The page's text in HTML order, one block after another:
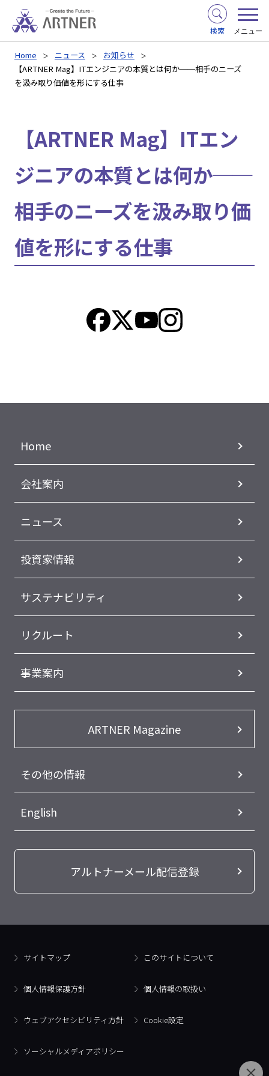
検索 メニュー
Home ニュース
お知らせ
【ARTNER Mag】ITエンジニアの本質とは何か──相手のニーズ
を汲み取り価値を形にする仕事
【ARTNER Mag】ITエン
ジニアの本質とは何か──
相手のニーズを汲み取り価
値を形にする仕事
Home
会社案内
ニュース
投資家情報
サステナビリティ
リクルート
事業案内
ARTNER Magazine
その他の情報
English
アルトナーメール配信登録
サイトマップ このサイトについて
個人情報保護方針 個人情報の取扱い
ウェブアクセシビリティ方針 Cookie設定
ソーシャルメディアポリシー